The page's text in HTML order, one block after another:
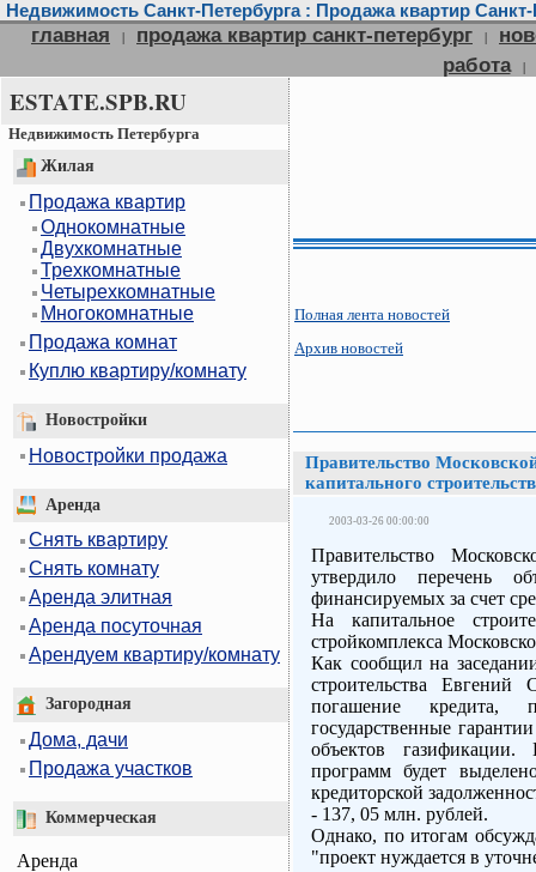
Недвижимость Санкт-Петербурга : Продажа квартир
главная | продажа квартир санкт-петербург |
работа
|
ESTATE.SPB.RU
Недвижимость Петербурга
Жилая
Продажа квартир
Однокомнатные
Двухкомнатные
Трехкомнатные
Четырехкомнатные
Многокомнатные
Продажа комнат
Куплю квартиру/комнату
Новостройки
Новостройки продажа
Аренда
Снять квартиру
Снять комнату
Аренда элитная
Аренда посуточная
Арендуем квартиру/комнату
Загородная
Дома, дачи
Продажа участков
Коммерческая
Аренда
Полная лента новостей
Архив новостей
Правительство
капитального
2003-03-26 00:00:00
Правительство
утвердило перечень
финансируемых за счет
На капитальное
стройкомплекса
Как сообщил на
строительства
погашение
государственные
объектов
программ будет
кредиторской
- 137, 05 млн. рублей.
Однако, по итогам
"проект нуждается в